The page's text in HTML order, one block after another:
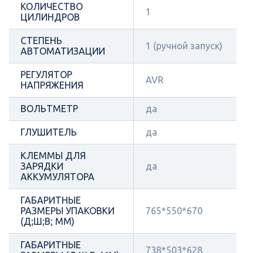
КОЛИЧЕСТВО
ЦИЛИНДРОВ
1
СТЕПЕНЬ
АВТОМАТИЗАЦИИ
1 (ручной запуск)
РЕГУЛЯТОР
НАПРЯЖЕНИЯ
AVR
ВОЛЬТМЕТР да
ГЛУШИТЕЛЬ да
КЛЕММЫ ДЛЯ
ЗАРЯДКИ
АККУМУЛЯТОРА
да
ГАБАРИТНЫЕ
РАЗМЕРЫ УПАКОВКИ
(Д;Ш;В; ММ)
765*550*670
ГАБАРИТНЫЕ
738*503*628